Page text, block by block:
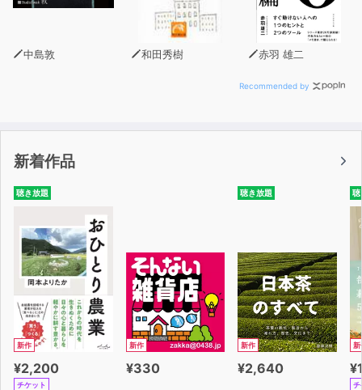
会社と対等に自由に働く
【目次より】
２章 共感の扉――一人の人間として感情を動かす方法
「面白い仕事」を承認してもらう方法／相手の意見を否定
してもやりたい仕事はできない／目指せ「黙認」！ 超現
実的な承認の取り方 など
３章 エージェントの扉――会社のリソースを存分に使う
方法
会社とは牛肉のような存在である／会社のネガティブなイ
メージこそ、最高の武器になる／会社には右も左も人材と
いうリソースだらけ など
４章 習慣の扉――生き方、働き方を底上げする方法
台にネガティブな感情を上げてはいけない など
中島敦 和田秀樹 赤羽 雄二
Recommended by
新着作品
聴き放題
新作
¥2,200
チケット
新作
¥330
聴き放題
新作
¥2,640
聴
新
チ